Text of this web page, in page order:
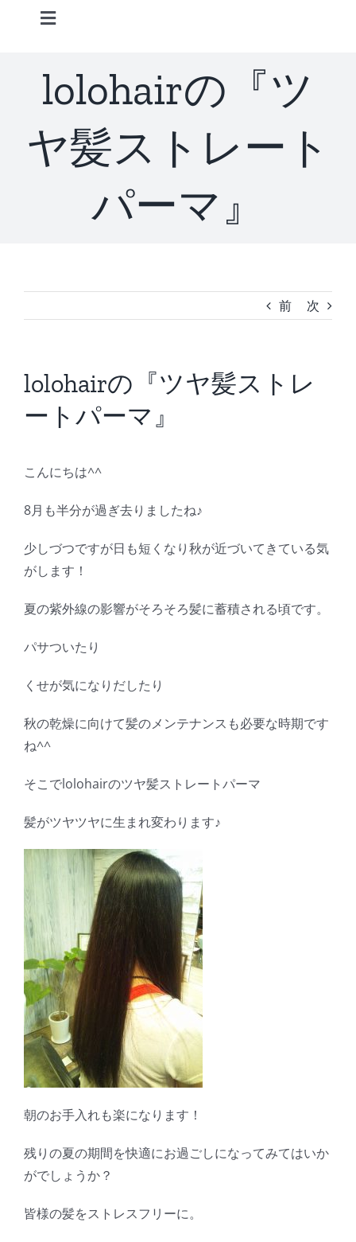
Toggle
STAFF
CONCEPT
ACCESS
BLOG
Reservation
lolohairの『ツ
ヤ髪ストレート
パーマ』
前 次
lolohairの『ツヤ髪ストレ
ートパーマ』
こんにちは^^
8月も半分が過ぎ去りましたね♪
少しづつですが日も短くなり秋が近づいてきている気
がします！
夏の紫外線の影響がそろそろ髪に蓄積される頃です。
パサついたり
くせが気になりだしたり
秋の乾燥に向けて髪のメンテナンスも必要な時期です
ね^^
そこでlolohairのツヤ髪ストレートパーマ
髪がツヤツヤに生まれ変わります♪
朝のお手入れも楽になります！
残りの夏の期間を快適にお過ごしになってみてはいか
がでしょうか？
皆様の髪をストレスフリーに。